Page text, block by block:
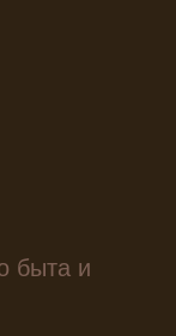
быта и